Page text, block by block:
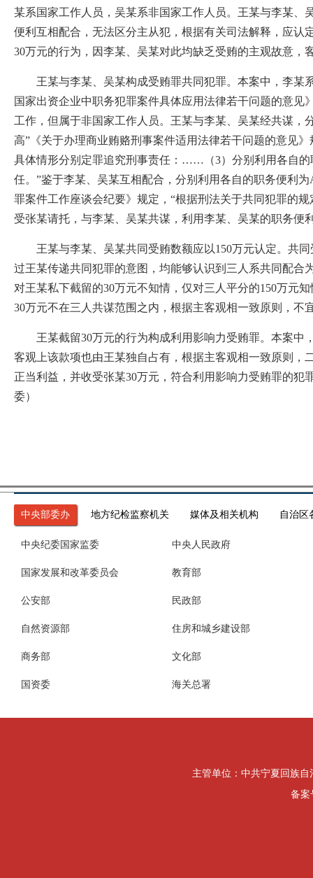
某系国家工作人员，吴某系非国家工作人员。王某与李某
便利互相配合，无法区分主从犯，根据有关司法解释，应认
30万元的行为，因李某、吴某对此均缺乏受贿的主观故意
王某与李某、吴某构成受贿罪共同犯罪。本案中，李某系
国家出资企业中职务犯罪案件具体应用法律若干问题的意
工作，但属于非国家工作人员。王某与李某、吴某经共谋
高”《关于办理商业贿赂刑事案件适用法律若干问题的意见
具体情形分别定罪追究刑事责任：……（3）分别利用各自
任。”鉴于李某、吴某互相配合，分别利用各自的职务便利
罪案件工作座谈会纪要》规定，“根据刑法关于共同犯罪的
受张某请托，与李某、吴某共谋，利用李某、吴某的职务
王某与李某、吴某共同受贿数额应以150万元认定。共同
过王某传递共同犯罪的意图，均能够认识到三人系共同配
对王某私下截留的30万元不知情，仅对三人平分的150万元
30万元不在三人共谋范围之内，根据主客观相一致原则，不
王某截留30万元的行为构成利用影响力受贿罪。本案中
客观上该款项也由王某独自占有，根据主客观相一致原则
正当利益，并收受张某30万元，符合利用影响力受贿罪的
委）
中央部委办 地方纪检监察机关 媒体及相关机构 自治区
中央纪委国家监委 中央人民政府
国家发展和改革委员会 教育部
公安部 民政部
自然资源部 住房和城乡建设部
商务部 文化部
国资委 海关总署
主管单位：中共宁夏回族自
备案